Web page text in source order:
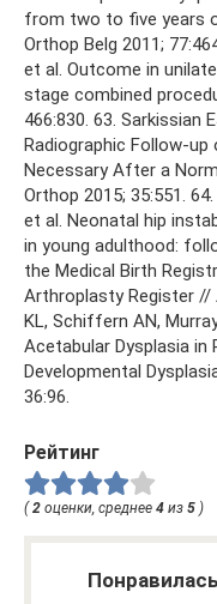
Рейтинг
( 2 оценки, среднее 4 из 5 )